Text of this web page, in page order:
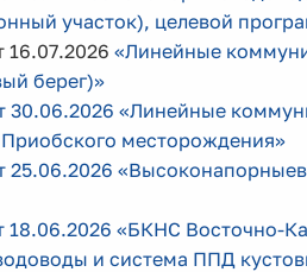
участок), целевой
16.07.2026 «Линейные
берег)»
30.06.2026 «Линейные
месторождения»
25.06.2026
18.06.2026 «БКНС Восточно-
и система ППД